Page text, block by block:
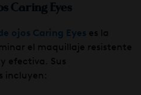
Caring Eyes
ojos Caring Eyes es la
el maquillaje resistente
efectiva. Sus
incluyen: